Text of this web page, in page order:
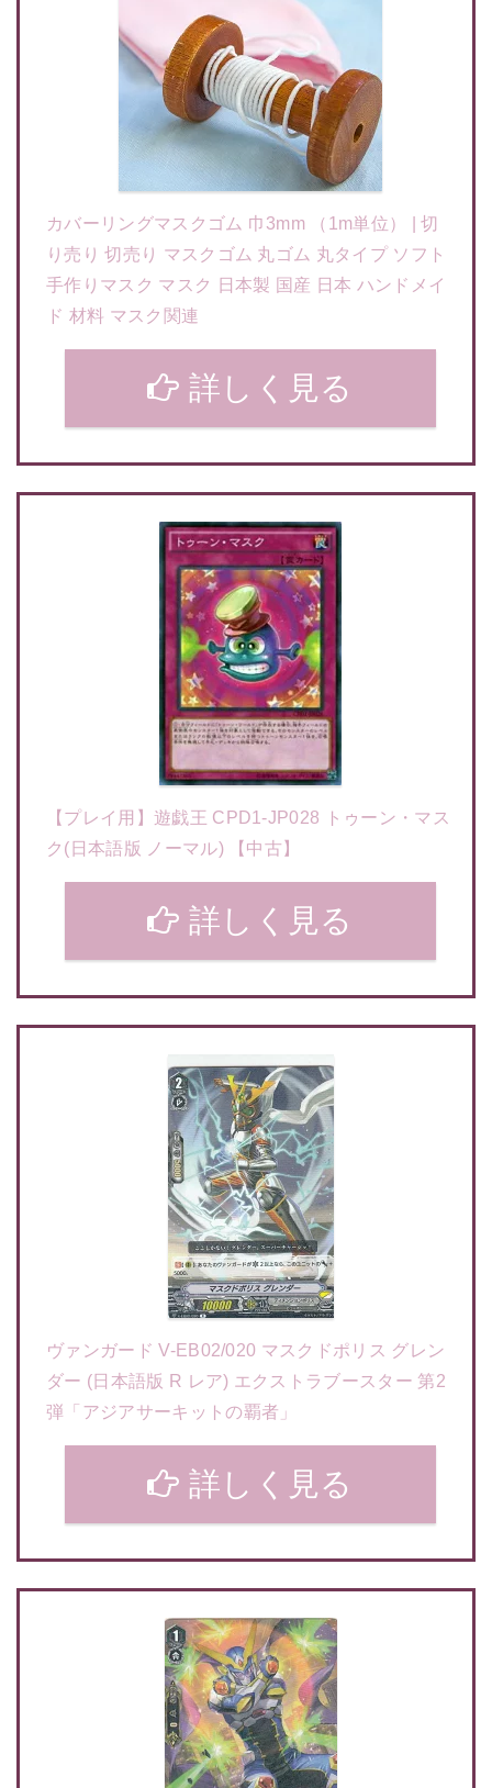
カバーリングマスクゴム 巾3mm （1m単位） | 切
り売り 切売り マスクゴム 丸ゴム 丸タイプ ソフト
手作りマスク マスク 日本製 国産 日本 ハンドメイ
ド 材料 マスク関連
詳しく見る
【プレイ用】遊戯王 CPD1-JP028 トゥーン・マス
ク(日本語版 ノーマル) 【中古】
詳しく見る
ヴァンガード V-EB02/020 マスクドポリス グレン
ダー (日本語版 R レア) エクストラブースター 第2
弾「アジアサーキットの覇者」
詳しく見る